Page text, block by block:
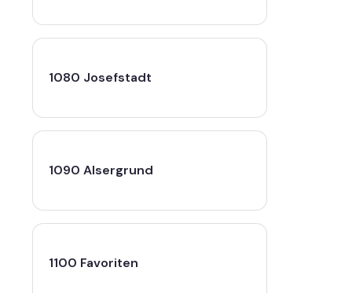
1080 Josefstadt
1090 Alsergrund
1100 Favoriten